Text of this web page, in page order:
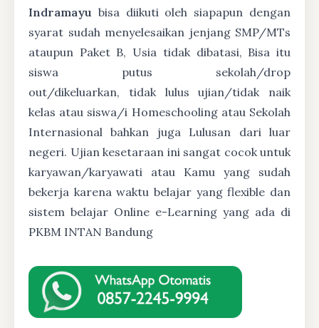
Indramayu bisa diikuti oleh siapapun dengan
syarat sudah menyelesaikan jenjang SMP/MTs
ataupun Paket B, Usia tidak dibatasi, Bisa itu
siswa putus sekolah/drop
out/dikeluarkan, tidak lulus ujian/tidak naik
kelas atau siswa/i Homeschooling atau Sekolah
Internasional bahkan juga Lulusan dari luar
negeri. Ujian kesetaraan ini sangat cocok untuk
karyawan/karyawati atau Kamu yang sudah
bekerja karena waktu belajar yang flexible dan
sistem belajar Online e-Learning yang ada di
PKBM INTAN Bandung